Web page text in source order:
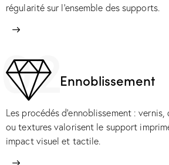
régularité sur l’ensemble des supports.
02Ennoblissement
Les procédés d’ennoblissement :
ou textures valorisent le support
impact visuel et tactile.